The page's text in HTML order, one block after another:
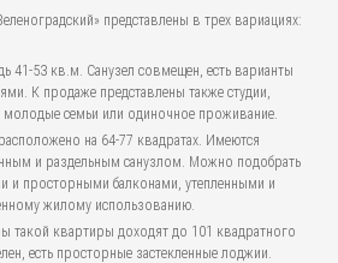
представлены в трех вариациях:
41-53 кв.м. Санузел совмещен, есть варианты
К продаже представлены также студии,
молодые семьи или одиночное проживание.
на 64-77 квадратах. Имеются
и раздельным санузлом. Можно подобрать
и просторными балконами, утепленными и
жилому использованию.
такой квартиры доходят до 101 квадратного
есть просторные застекленные лоджии.